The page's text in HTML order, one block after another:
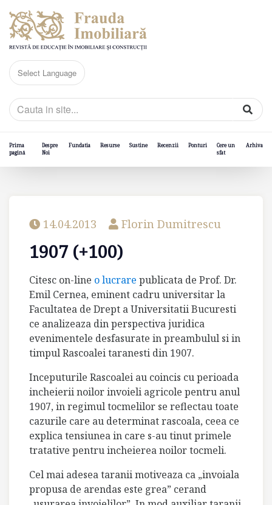
Prima
pagină
Despre
Noi
Fundatia Resurse Sustine Recenzii Ponturi
Cere un
sfat
Arhiva
14.04.2013 Florin Dumitrescu
1907 (+100)
Citesc on-line o lucrare publicata de Prof. Dr.
Emil Cernea, eminent cadru universitar la
Facultatea de Drept a Universitatii Bucuresti
ce analizeaza din perspectiva juridica
evenimentele desfasurate in preambulul si in
timpul Rascoalei taranesti din 1907.
Inceputurile Rascoalei au coincis cu perioada
incheierii noilor invoieli agricole pentru anul
1907, in regimul tocmelilor se reflectau toate
cazurile care au determinat rascoala, ceea ce
explica tensiunea in care s-au tinut primele
tratative pentru incheierea noilor tocmeli.
Cel mai adesea taranii motiveaza ca „invoiala
propusa de arendas este grea” cerand